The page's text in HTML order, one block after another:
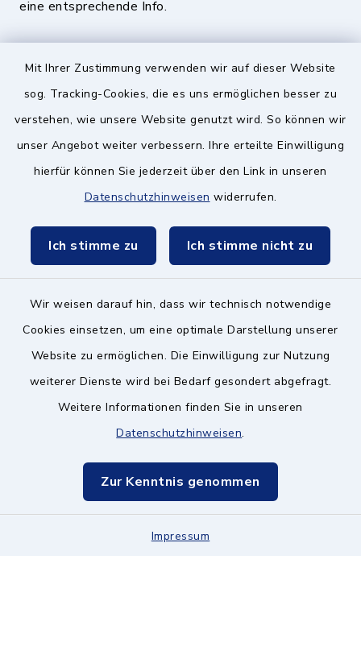
Mit Ihrer Zustimmung verwenden wir auf dieser Website
sog. Tracking-Cookies, die es uns ermöglichen besser zu
verstehen, wie unsere Website genutzt wird. So können wir
unser Angebot weiter verbessern. Ihre erteilte Einwilligung
hierfür können Sie jederzeit über den Link in unseren
Datenschutzhinweisen widerrufen.
Ich stimme zu Ich stimme nicht zu
Wir weisen darauf hin, dass wir technisch notwendige
Cookies einsetzen, um eine optimale Darstellung unserer
Website zu ermöglichen. Die Einwilligung zur Nutzung
weiterer Dienste wird bei Bedarf gesondert abgefragt.
Weitere Informationen finden Sie in unseren
Datenschutzhinweisen.
Zur Kenntnis genommen
Impressum
eine entsprechende Info.
Quicklinks
BayernPortal
Landratsamt München
Zweckverband München Südost
Kontakt ins Rathaus
Datenschutz
Hinweisgeberschutz
Sitemap